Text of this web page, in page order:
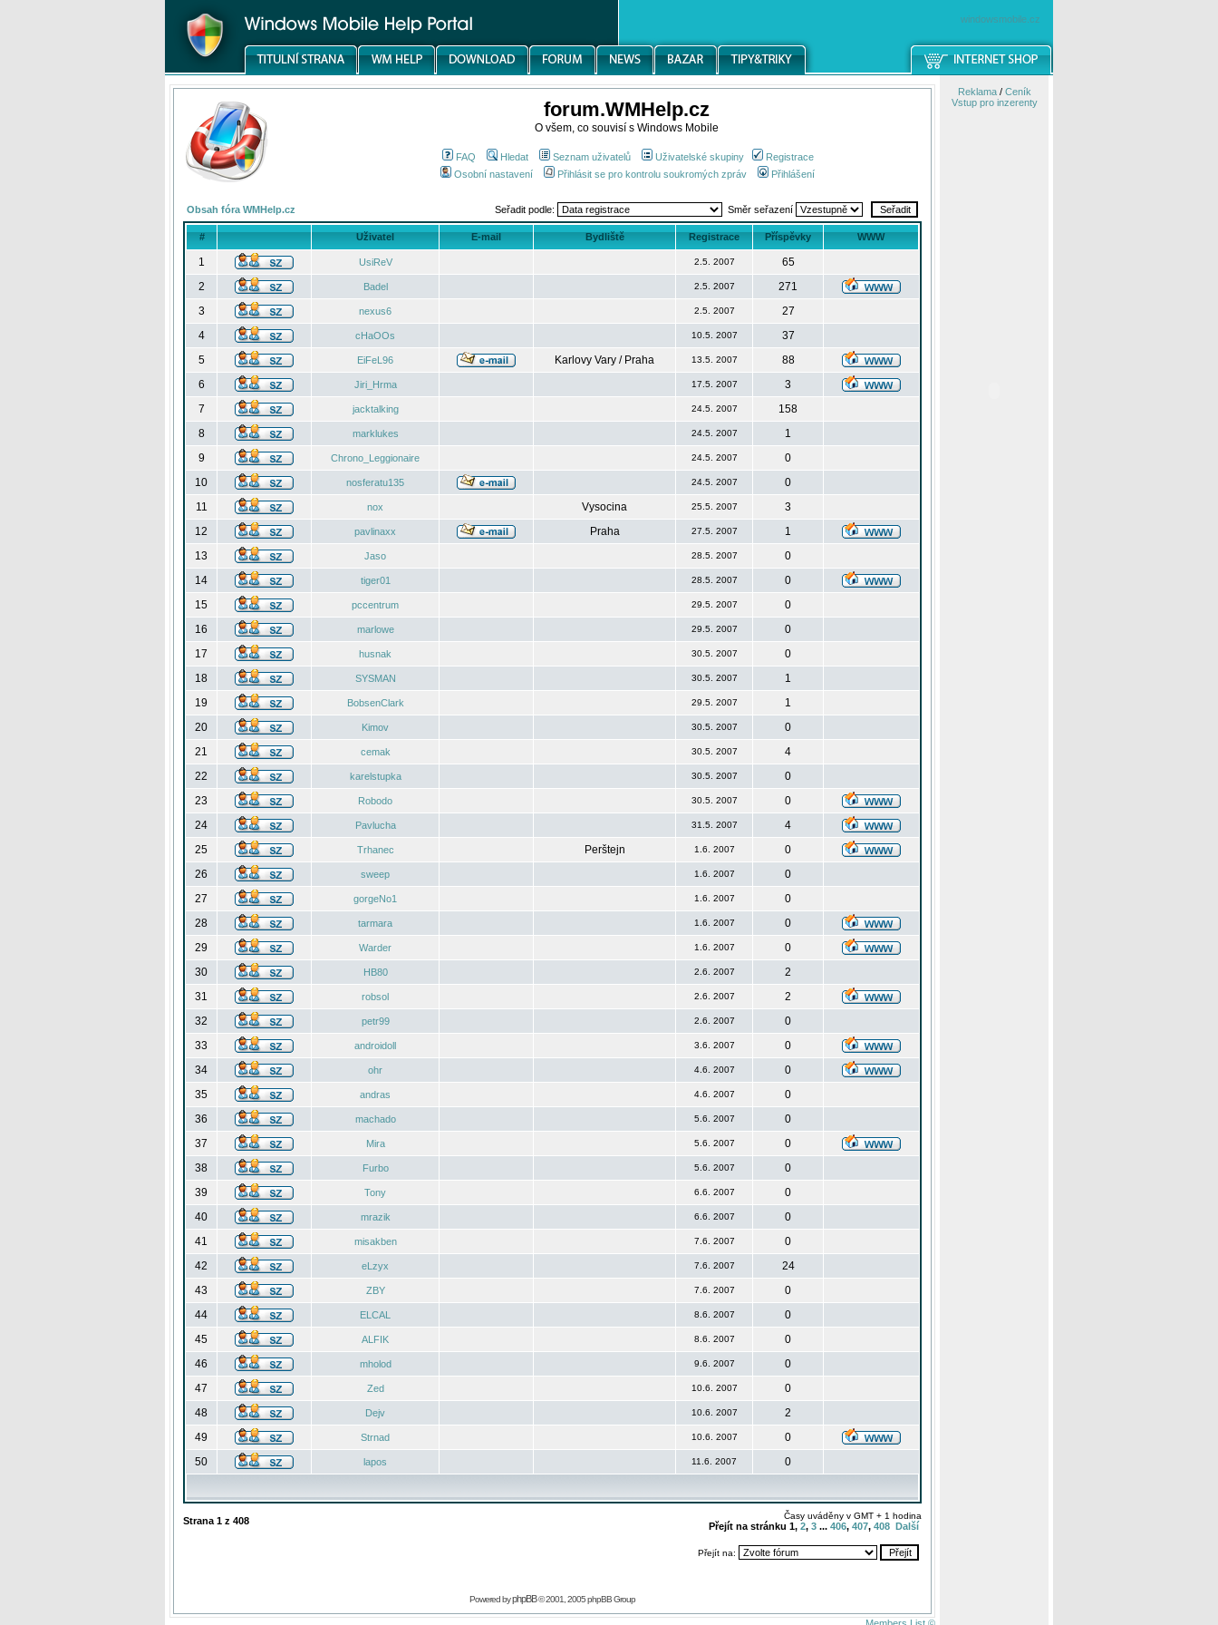
windowsmobile.cz
forum.WMHelp.cz
O všem, co souvisí s Windows Mobile
FAQ Hledat Seznam uživatelů Uživatelské skupiny
Registrace
Osobní nastavení
Přihlásit se pro kontrolu soukromých zpráv Přihlášení
Obsah fóra WMHelp.cz Seřadit podle: Směr seřazení
# Uživatel E-mail Bydliště Registrace Příspěvky WWW
1 UsiReV 2.5. 2007
65
2
Badel 2.5. 2007
271
3
nexus6 2.5. 2007
27
4
cHaOOs 10.5. 2007
37
5
EiFeL96 Karlovy Vary / Praha 13.5. 2007
88
6
Jiri_Hrma 17.5. 2007
3
7
jacktalking 24.5. 2007
158
8
marklukes 24.5. 2007
1
9
Chrono_Leggionaire 24.5. 2007
0
10
nosferatu135 24.5. 2007
0
11
nox Vysocina 25.5. 2007
3
12
pavlinaxx Praha 27.5. 2007
1
13
Jaso 28.5. 2007
0
14
tiger01 28.5. 2007
0
15
pccentrum 29.5. 2007
0
16
marlowe 29.5. 2007
0
17
husnak 30.5. 2007
0
18
SYSMAN 30.5. 2007
1
19
BobsenClark 29.5. 2007
1
20
Kimov 30.5. 2007
0
21
cemak 30.5. 2007
4
22
karelstupka 30.5. 2007
0
23
Robodo 30.5. 2007
0
24
Pavlucha 31.5. 2007
4
25
Trhanec Perštejn 1.6. 2007
0
26
sweep 1.6. 2007
0
27
gorgeNo1 1.6. 2007
0
28
tarmara 1.6. 2007
0
29
Warder 1.6. 2007
0
30
HB80 2.6. 2007
2
31
robsol 2.6. 2007
2
32
petr99 2.6. 2007
0
33
androidoll 3.6. 2007
0
34
ohr 4.6. 2007
0
35
andras 4.6. 2007
0
36
machado 5.6. 2007
0
37
Mira 5.6. 2007
0
38
Furbo 5.6. 2007
0
39
Tony 6.6. 2007
0
40
mrazik 6.6. 2007
0
41
misakben 7.6. 2007
0
42
eLzyx 7.6. 2007
24
43
ZBY 7.6. 2007
0
44
ELCAL 8.6. 2007
0
45
ALFIK 8.6. 2007
0
46
mholod 9.6. 2007
0
47
Zed 10.6. 2007
0
48
Dejv 10.6. 2007
2
49
Strnad 10.6. 2007
0
50
lapos 11.6. 2007 0
Strana 1 z 408 Časy uváděny v GMT + 1 hodina
Přejít na stránku 1, 2, 3 ... 406, 407, 408 Další
Přejít na:
Powered byphpBB© 2001, 2005 phpBB Group
Reklama/ Ceník
Vstup pro inzerenty